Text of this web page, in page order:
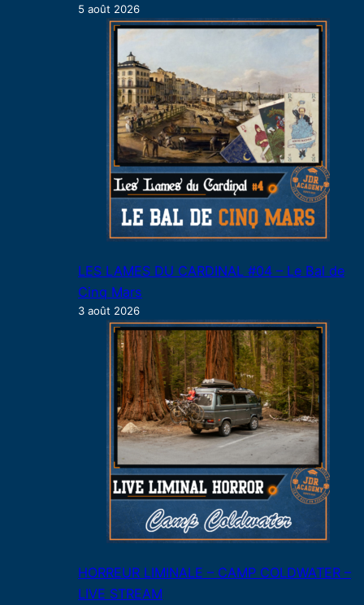
5 août 2026
LES LAMES DU CARDINAL #04 – Le Bal de
Cinq Mars
3 août 2026
HORREUR LIMINALE – CAMP COLDWATER –
LIVE STREAM